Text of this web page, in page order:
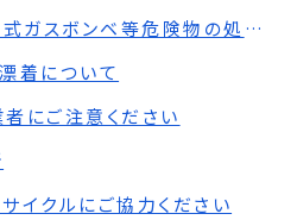
スプレー缶・カセット式ガスボンベ等危険物の処分方法について（お願い）
着について
にご注意ください
イクルにご協力ください